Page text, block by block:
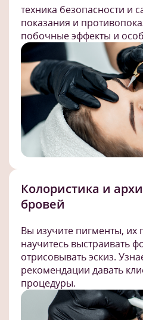
техника безопасности и
показания и
побочные эффекты и
Колористика и
бровей
Вы изучите пигменты,
научитесь выстраивать
отрисовывать эскиз.
рекомендации давать
процедуры.